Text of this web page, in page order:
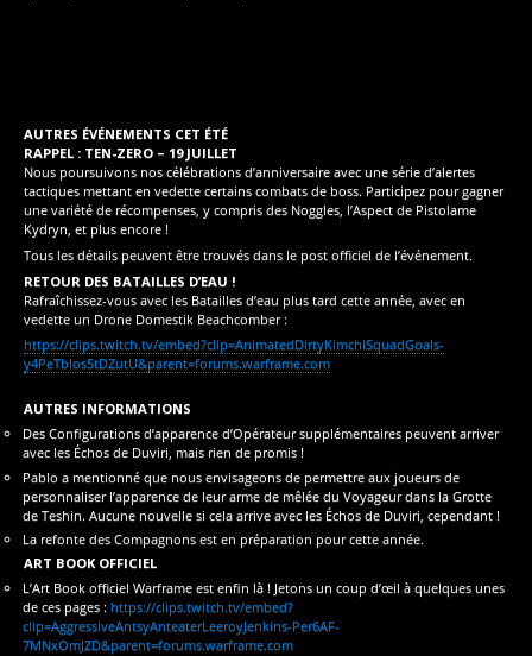
AUTRES ÉVÉNEMENTS CET ÉTÉ
RAPPEL : TEN-ZERO – 19 JUILLET
Nous poursuivons nos célébrations d’anniversaire avec une série d’alertes
tactiques mettant en vedette certains combats de boss. Participez pour gagner
une variété de récompenses, y compris des Noggles, l’Aspect de Pistolame
Kydryn, et plus encore !
Tous les détails peuvent être trouvés dans le post officiel de l’événement.
RETOUR DES BATAILLES D’EAU !
Rafraîchissez-vous avec les Batailles d’eau plus tard cette année, avec en
vedette un Drone Domestik Beachcomber :
https://clips.twitch.tv/embed?clip=AnimatedDirtyKimchiSquadGoals-
y4PeTbIos5tDZutU&parent=forums.warframe.com
AUTRES INFORMATIONS
Des Configurations d’apparence d’Opérateur supplémentaires peuvent arriver
avec les Échos de Duviri, mais rien de promis !
Pablo a mentionné que nous envisageons de permettre aux joueurs de
personnaliser l’apparence de leur arme de mêlée du Voyageur dans la Grotte
de Teshin. Aucune nouvelle si cela arrive avec les Échos de Duviri, cependant !
La refonte des Compagnons est en préparation pour cette année.
ART BOOK OFFICIEL
L’Art Book officiel Warframe est enfin là ! Jetons un coup d’œil à quelques unes
de ces pages : https://clips.twitch.tv/embed?
clip=AggressiveAntsyAnteaterLeeroyJenkins-Per6AF-
7MNxOmJZD&parent=forums.warframe.com